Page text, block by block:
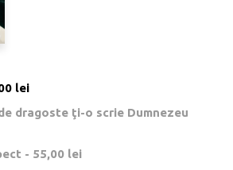
lei
dragoste ţi-o scrie Dumnezeu
- 55,00 lei
Unite ale Americii si din afara lor. Cea
pe langa Isus, este Lauren, sotia lui, si